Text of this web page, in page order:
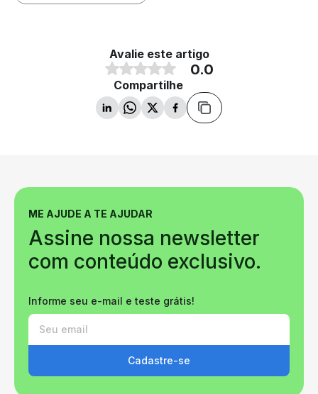
Avalie este artigo
0.0
Compartilhe
ME AJUDE A TE AJUDAR
Assine nossa newsletter
com conteúdo exclusivo.
Informe seu e-mail e teste grátis!
Cadastre-se